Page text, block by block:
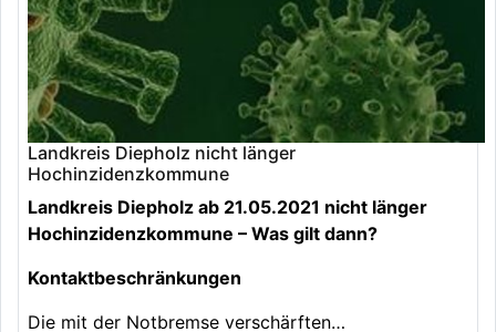
Landkreis Diepholz nicht länger
Hochinzidenzkommune
Landkreis Diepholz ab 21.05.2021 nicht länger
Hochinzidenzkommune – Was gilt dann?
Kontaktbeschränkungen
Die mit der Notbremse verschärften…